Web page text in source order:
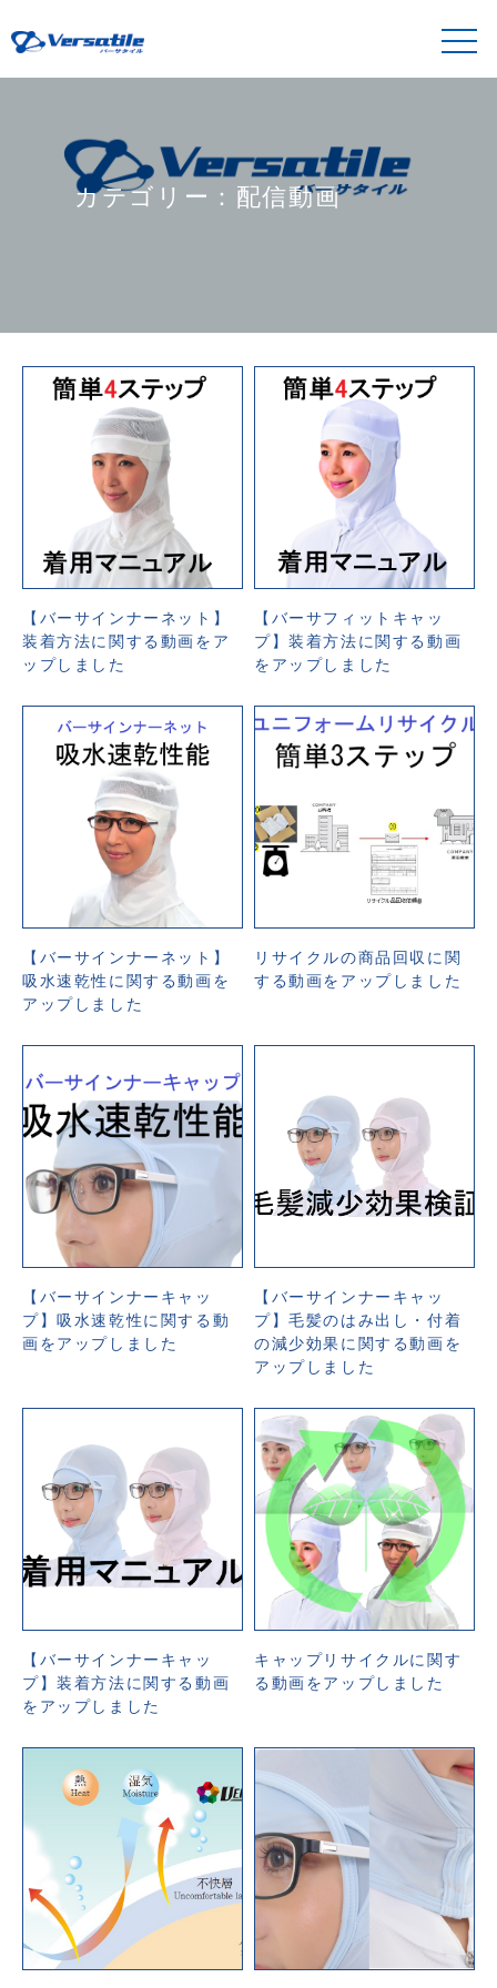
カテゴリー： 配信動画
【バーサインナーネット】
装着方法に関する動画をア
ップしました
【バーサフィットキャッ
プ】装着方法に関する動画
をアップしました
【バーサインナーネット】
吸水速乾性に関する動画を
アップしました
リサイクルの商品回収に関
する動画をアップしました
【バーサインナーキャッ
プ】吸水速乾性に関する動
画をアップしました
【バーサインナーキャッ
プ】毛髪のはみ出し・付着
の減少効果に関する動画を
アップしました
【バーサインナーキャッ
プ】装着方法に関する動画
をアップしました
キャップリサイクルに関す
る動画をアップしました